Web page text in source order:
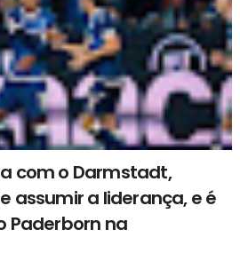
com o Darmstadt,
assumir a liderança, e é
Paderborn na